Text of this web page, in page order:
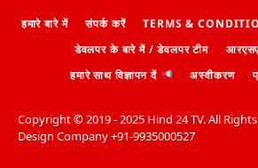
हमारे बारे में संपर्क करें TERMS &
डेवलपर के बारे में / डेवलपर टीम
हमारे साथ विज्ञापन दें
अस्वीकरण
Copyright ©️ 2019 - 2025 Hind 24 TV. All
Design Company +91-9935000527